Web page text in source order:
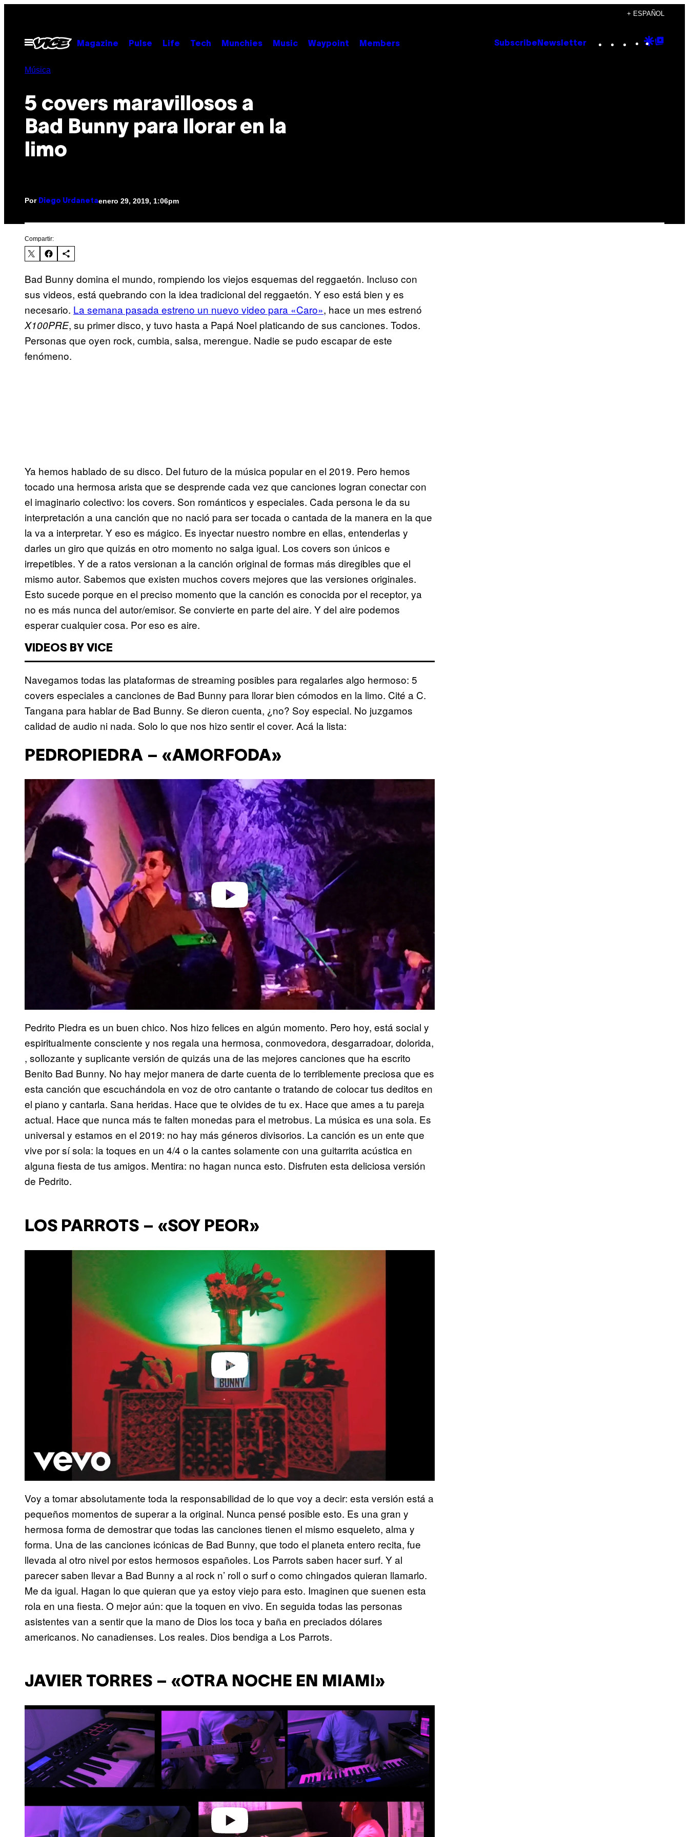
contenido
+ ESPAÑOL
Abrir
Menú
Magazine Pulse Life Tech Munchies Music Waypoint Members Subscribe Newsletter Instagram
TikTok
YouTube
Google
Música
5 covers maravillosos a
Bad Bunny para llorar en la
limo
Por Diego Urdanetaenero 29, 2019, 1:06pm
Compartir:
Bad Bunny domina el mundo, rompiendo los viejos esquemas del reggaetón. Incluso con
sus videos, está quebrando con la idea tradicional del reggaetón. Y eso está bien y es
necesario. La semana pasada estreno un nuevo video para «Caro», hace un mes estrenó
X100PRE, su primer disco, y tuvo hasta a Papá Noel platicando de sus canciones. Todos.
Personas que oyen rock, cumbia, salsa, merengue. Nadie se pudo escapar de este
fenómeno.
Ya hemos hablado de su disco. Del futuro de la música popular en el 2019. Pero hemos
tocado una hermosa arista que se desprende cada vez que canciones logran conectar con
el imaginario colectivo: los covers. Son románticos y especiales. Cada persona le da su
interpretación a una canción que no nació para ser tocada o cantada de la manera en la que
la va a interpretar. Y eso es mágico. Es inyectar nuestro nombre en ellas, entenderlas y
darles un giro que quizás en otro momento no salga igual. Los covers son únicos e
irrepetibles. Y de a ratos versionan a la canción original de formas más diregibles que el
mismo autor. Sabemos que existen muchos covers mejores que las versiones originales.
Esto sucede porque en el preciso momento que la canción es conocida por el receptor, ya
no es más nunca del autor/emisor. Se convierte en parte del aire. Y del aire podemos
esperar cualquier cosa. Por eso es aire.
VIDEOS BY VICE
Navegamos todas las plataformas de streaming posibles para regalarles algo hermoso: 5
covers especiales a canciones de Bad Bunny para llorar bien cómodos en la limo. Cité a C.
Tangana para hablar de Bad Bunny. Se dieron cuenta, ¿no? Soy especial. No juzgamos
calidad de audio ni nada. Solo lo que nos hizo sentir el cover. Acá la lista:
PEDROPIEDRA – «AMORFODA»
y
i
d
o
Pedrito Piedra es un buen chico. Nos hizo felices en algún momento. Pero hoy, está social y
espiritualmente consciente y nos regala una hermosa, conmovedora, desgarradoar, dolorida,
, sollozante y suplicante versión de quizás una de las mejores canciones que ha escrito
Benito Bad Bunny. No hay mejor manera de darte cuenta de lo terriblemente preciosa que es
esta canción que escuchándola en voz de otro cantante o tratando de colocar tus deditos en
el piano y cantarla. Sana heridas. Hace que te olvides de tu ex. Hace que ames a tu pareja
actual. Hace que nunca más te falten monedas para el metrobus. La música es una sola. Es
universal y estamos en el 2019: no hay más géneros divisorios. La canción es un ente que
vive por sí sola: la toques en un 4/4 o la cantes solamente con una guitarrita acústica en
alguna fiesta de tus amigos. Mentira: no hagan nunca esto. Disfruten esta deliciosa versión
de Pedrito.
LOS PARROTS – «SOY PEOR»
Voy a tomar absolutamente toda la responsabilidad de lo que voy a decir: esta versión está a
pequeños momentos de superar a la original. Nunca pensé posible esto. Es una gran y
hermosa forma de demostrar que todas las canciones tienen el mismo esqueleto, alma y
forma. Una de las canciones icónicas de Bad Bunny, que todo el planeta entero recita, fue
llevada al otro nivel por estos hermosos españoles. Los Parrots saben hacer surf. Y al
parecer saben llevar a Bad Bunny a al rock n’ roll o surf o como chingados quieran llamarlo.
Me da igual. Hagan lo que quieran que ya estoy viejo para esto. Imaginen que suenen esta
rola en una fiesta. O mejor aún: que la toquen en vivo. En seguida todas las personas
asistentes van a sentir que la mano de Dios los toca y baña en preciados dólares
americanos. No canadienses. Los reales. Dios bendiga a Los Parrots.
JAVIER TORRES – «OTRA NOCHE EN MIAMI»
P
i
e
o